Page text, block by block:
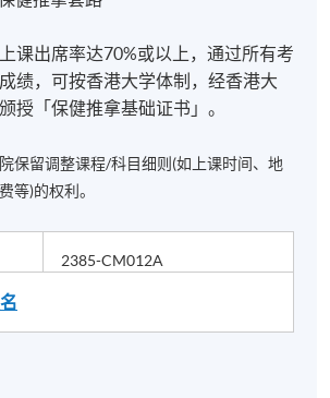
课出席率达70%或以上，通过所有考
绩，可按香港大学体制，经香港大
授「保健推拿基础证书」。
保留调整课程/科目细则(如上课时间、地
等)的权利。
2385-CM012A